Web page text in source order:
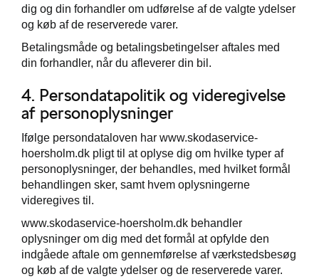
dig og din forhandler om udførelse af de valgte ydelser
og køb af de reserverede varer.
Betalingsmåde og betalingsbetingelser aftales med
din forhandler, når du afleverer din bil.
4. Persondatapolitik og videregivelse
af personoplysninger
Ifølge persondataloven har www.skodaservice-
hoersholm.dk pligt til at oplyse dig om hvilke typer af
personoplysninger, der behandles, med hvilket formål
behandlingen sker, samt hvem oplysningerne
videregives til.
www.skodaservice-hoersholm.dk behandler
oplysninger om dig med det formål at opfylde den
indgåede aftale om gennemførelse af værkstedsbesøg
og køb af de valgte ydelser og de reserverede varer.